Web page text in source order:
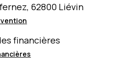
62800 Liévin
financières